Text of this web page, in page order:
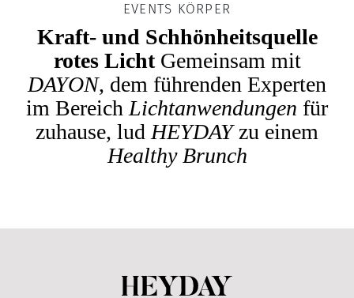
EVENTS KÖRPER
Kraft- und Schhönheitsquelle
rotes Licht Gemeinsam mit
DAYON, dem führenden Experten
im Bereich Lichtanwendungen für
zuhause, lud HEYDAYzu einem
Healthy Brunch